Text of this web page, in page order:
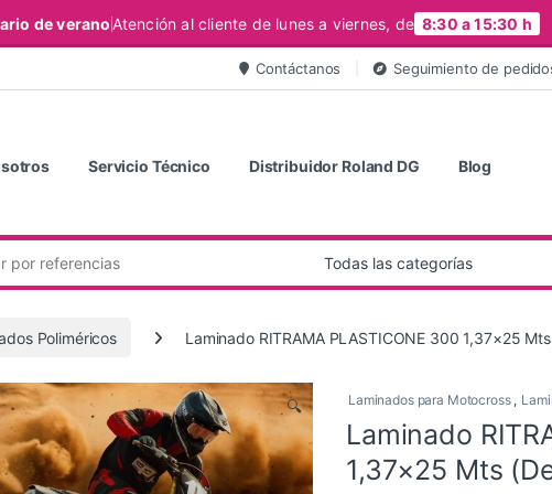
de veranoAtención al cliente de lunes a viernes, de 8:30 a 15:30 h
Contáctanos Seguimiento de
Servicio Técnico Distribuidor Roland DG Blog
Poliméricos Laminado RITRAMA PLASTICONE 300 1,37×25
🔍 Laminados para Motocross ,
Laminado
1,37×25 Mts